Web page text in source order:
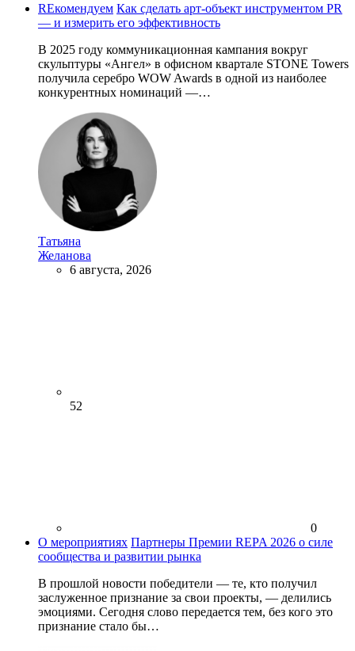
REкомендуем Как сделать арт-объект инструментом PR
— и измерить его эффективность
В 2025 году коммуникационная кампания вокруг
скульптуры «Ангел» в офисном квартале STONE Towers
получила серебро WOW Awards в одной из наиболее
конкурентных номинаций —…
Татьяна
Желанова
6 августа, 2026
52
0
О мероприятиях Партнеры Премии REPA 2026 о силе
сообщества и развитии рынка
В прошлой новости победители — те, кто получил
заслуженное признание за свои проекты, — делились
эмоциями. Сегодня слово передается тем, без кого это
признание стало бы…